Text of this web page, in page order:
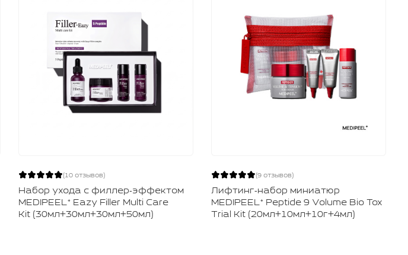
(10 отзывов)
Набор ухода с филлер‑эффектом
MEDIPEEL⁺ Eazy Filler Multi Care
Kit (30мл+30мл+30мл+50мл)
(9 отзывов)
Лифтинг‑набор миниатюр
MEDIPEEL⁺ Peptide 9 Volume Bio Tox
Trial Kit (20мл+10мл+10г+4мл)